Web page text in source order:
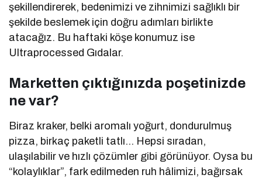
şekillendirerek, bedenimizi ve zihnimizi sağlıklı bir
şekilde beslemek için doğru adımları birlikte
atacağız. Bu haftaki köşe konumuz ise
Ultraprocessed Gıdalar.
Marketten çıktığınızda poşetinizde
ne var?
Biraz kraker, belki aromalı yoğurt, dondurulmuş
pizza, birkaç paketli tatlı… Hepsi sıradan,
ulaşılabilir ve hızlı çözümler gibi görünüyor. Oysa bu
“kolaylıklar”, fark edilmeden ruh hâlimizi, bağırsak